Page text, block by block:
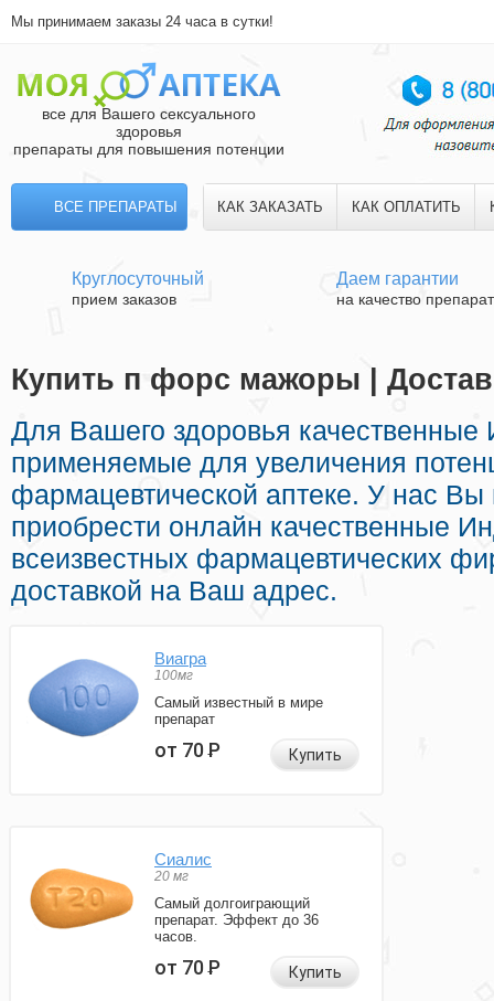
Мы принимаем заказы 24 часа в сутки!
все для Вашего сексуального
здоровья
препараты для повышения потенции
ВСЕ ПРЕПАРАТЫ КАК ЗАКАЗАТЬ КАК ОПЛАТИТЬ
Круглосуточный
прием заказов
Даем гарантии
на качество
Купить п форс мажоры |
Для Вашего здоровья качественные
применяемые для увеличения
фармацевтической аптеке. У нас
приобрести онлайн качественные
всеизвестных фармацевтических
доставкой на Ваш адрес.
Виагра
100мг
Самый известный в мире
препарат
от 70Р Купить
Сиалис
20 мг
Самый долгоиграющий
препарат. Эффект до 36
часов.
от 70Р Купить